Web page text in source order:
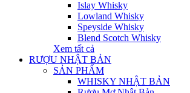
Islay Whisky
Lowland Whisky
Speyside Whisky
Blend Scotch Whisky
Xem tất cả
RƯỢU NHẬT BẢN
SẢN PHẨM
WHISKY NHẬT BẢN